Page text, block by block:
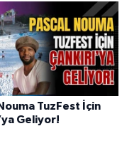
TuzFest İçin
Geliyor!